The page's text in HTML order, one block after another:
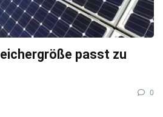
passt zu
0